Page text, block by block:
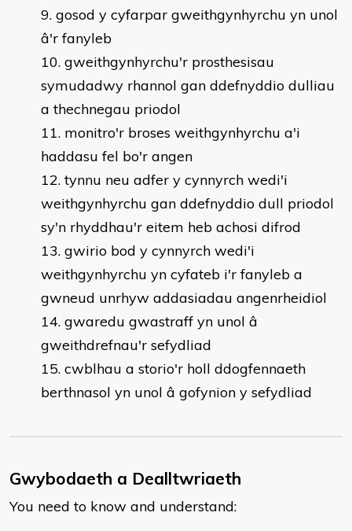
gosod y cyfarpar gweithgynhyrchu yn unol
â'r fanyleb
gweithgynhyrchu'r prosthesisau
symudadwy rhannol gan ddefnyddio dulliau
a thechnegau priodol
monitro'r broses weithgynhyrchu a'i
haddasu fel bo'r angen
tynnu neu adfer y cynnyrch wedi'i
weithgynhyrchu gan ddefnyddio dull priodol
sy'n rhyddhau'r eitem heb achosi difrod
gwirio bod y cynnyrch wedi'i
weithgynhyrchu yn cyfateb i'r fanyleb a
gwneud unrhyw addasiadau angenrheidiol
gwaredu gwastraff yn unol â
gweithdrefnau'r sefydliad
cwblhau a storio'r holl ddogfennaeth
berthnasol yn unol â gofynion y sefydliad
Gwybodaeth a Dealltwriaeth
You need to know and understand: